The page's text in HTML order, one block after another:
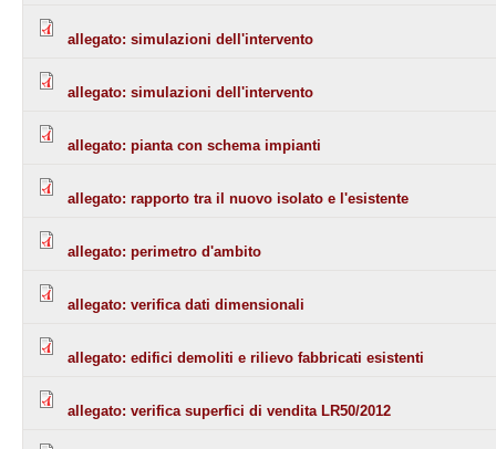
allegato: simulazioni dell'intervento
allegato: simulazioni dell'intervento
allegato: pianta con schema impianti
allegato: rapporto tra il nuovo isolato e l'esistente
allegato: perimetro d'ambito
allegato: verifica dati dimensionali
allegato: edifici demoliti e rilievo fabbricati esistenti
allegato: verifica superfici di vendita LR50/2012